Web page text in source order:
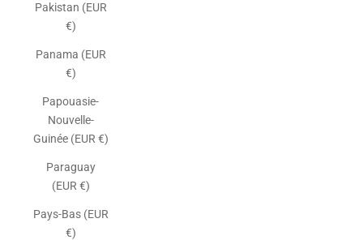
Pakistan (EUR
€)
Panama (EUR
€)
Papouasie-
Nouvelle-
Guinée (EUR €)
Paraguay
(EUR €)
Pays-Bas (EUR
€)